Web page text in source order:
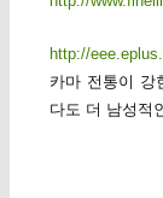
http://
카마 전통이 강
다도 더 남성적